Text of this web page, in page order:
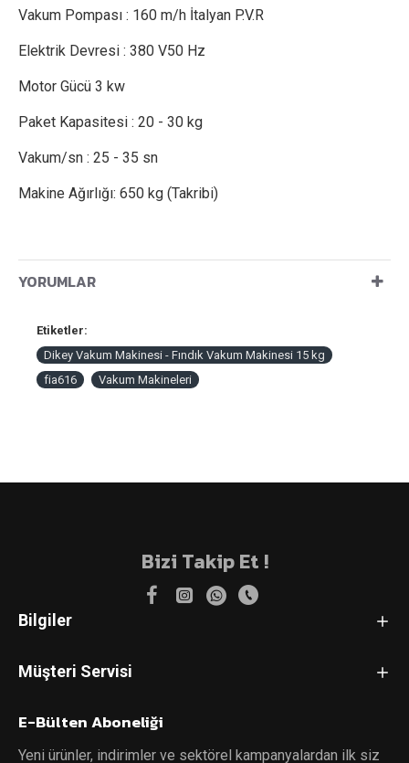
Vakum Pompası : 160 m/h İtalyan P.V.R
Elektrik Devresi : 380 V50 Hz
Motor Gücü 3 kw
Paket Kapasitesi : 20 - 30 kg
Vakum/sn : 25 - 35 sn
Makine Ağırlığı: 650 kg (Takribi)
YORUMLAR
Etiketler:
Dikey Vakum Makinesi - Fındık Vakum Makinesi 15 kg
fia616
Vakum Makineleri
Bizi Takip Et !
Bilgiler
Müşteri Servisi
E-Bülten Aboneliği
Yeni ürünler, indirimler ve sektörel kampanyalardan ilk siz